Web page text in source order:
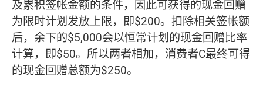
及累积签帐金额的条件，因此可获得的现金回赠
为限时计划发放上限，即$200。扣除相关签帐额
后，余下的$5,000会以恒常计划的现金回赠比率
计算，即$50。所以两者相加，消费者C最终可得
的现金回赠总额为$250。